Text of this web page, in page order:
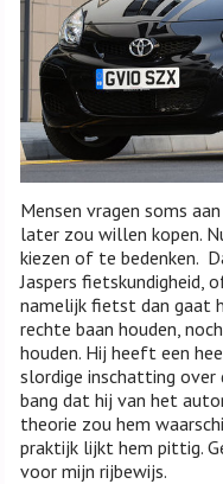
Mensen vragen soms
later zou willen kopen.
kiezen of te bedenken.
Jaspers fietskundigheid,
namelijk fietst dan gaat
rechte baan houden,
houden. Hij heeft een
slordige inschatting over
bang dat hij van het
theorie zou hem
praktijk lijkt hem pittig.
voor mijn rijbewijs.